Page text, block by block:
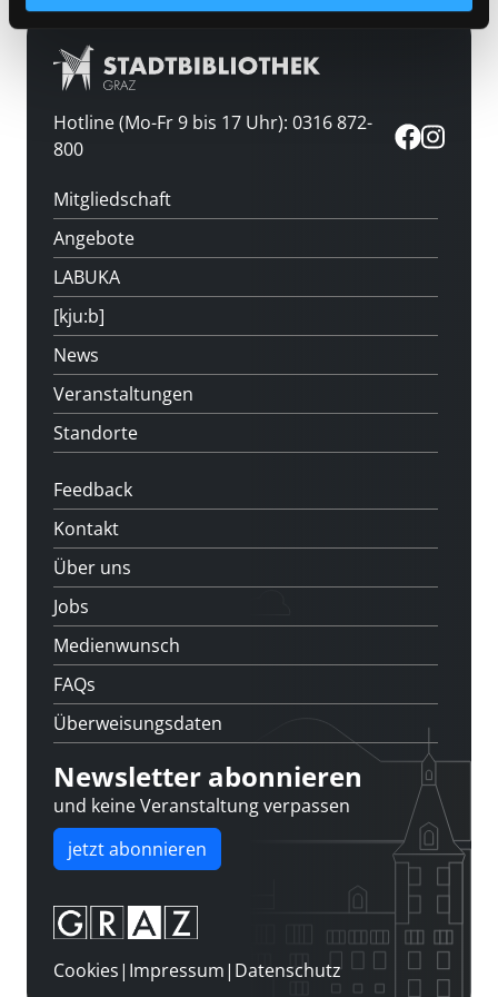
Hotline (Mo-Fr 9 bis 17 Uhr): 0316 872-
800
Mitgliedschaft
Angebote
LABUKA
[kju:b]
News
Veranstaltungen
Standorte
Feedback
Kontakt
Über uns
Jobs
Medienwunsch
FAQs
Überweisungsdaten
Newsletter abonnieren
und keine Veranstaltung verpassen
jetzt abonnieren
Cookies| Impressum| Datenschutz